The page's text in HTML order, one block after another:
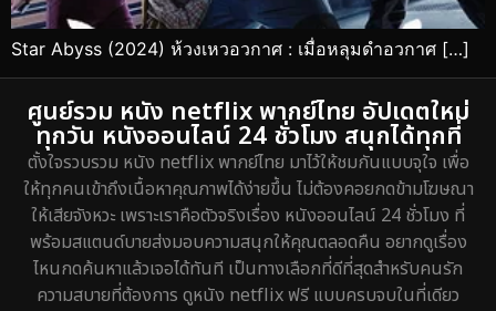
Star Abyss (2024) ห้วงเหวอวกาศ : เมื่อหลุมดำอวกาศ […]
ศูนย์รวม หนัง netflix พากย์ไทย อัปเดตใหม่
ทุกวัน หนังออนไลน์ 24 ชั่วโมง สนุกได้ทุกที่
ตั้งใจรวบรวม หนัง netflix พากย์ไทย มาไว้ให้ชมกันแบบจุใจ เพื่อ
ให้ทุกคนเข้าถึงเนื้อหาคุณภาพได้ง่ายขึ้น ไม่ต้องคอยกดข้ามโฆษณา
ให้เสียจังหวะ เพราะเราคือตัวจริงเรื่อง หนังออนไลน์ 24 ชั่วโมง ที่
พร้อมสแตนด์บายส่งมอบความสนุกให้คุณตลอดคืน อยากดูเรื่อง
ไหนกดค้นหาแล้วเจอได้ทันที เป็นทางเลือกที่ดีที่สุดสำหรับคนรัก
ความสบายที่ต้องการ ดูหนัง netflix ฟรี แบบครบจบในที่เดียว